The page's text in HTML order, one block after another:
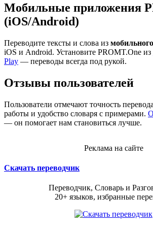
Мобильные приложения
(iOS/Android)
Переводите тексты и слова из
iOS и Android. Установите PROMT.One из
Play — переводы всегда под рукой.
Отзывы пользователей
Пользователи отмечают точность
работы и удобство словаря с примерами.
— он помогает нам становиться лучше.
Реклама на сайте
Скачать переводчик
Переводчик, Словарь и
20+ языков, избранные